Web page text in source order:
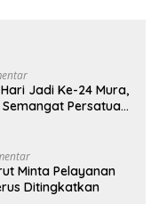
Jadi Ke-24 Mura,
Persatuan
Minta Pelayanan
Ditingkatkan